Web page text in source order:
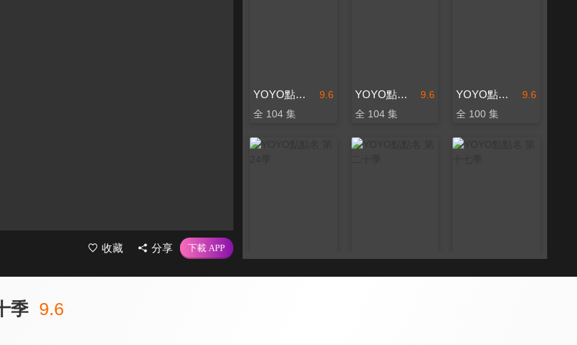
收藏 分享
9.6
YOYO點點名 第十五季
全 104 集
9.6
YOYO點點名 第十六季
全 104 集
9.6
YOYO點點名 第十四季
全 100 集
季 9.6